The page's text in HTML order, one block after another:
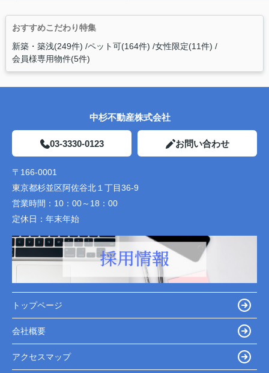
おすすめこだわり特集
新築・築浅(249件) ペット可(164件) 女性限定(11件)
会員様専用物件(5件)
中杉不動産株式会社
03-3330-0123 お問い合わせ
〒166-0001
東京都杉並区阿佐谷北１丁目36-9
営業時間： 10：00～18：00
定休日： 年末年始
トップページ
会社概要
アクセスマップ